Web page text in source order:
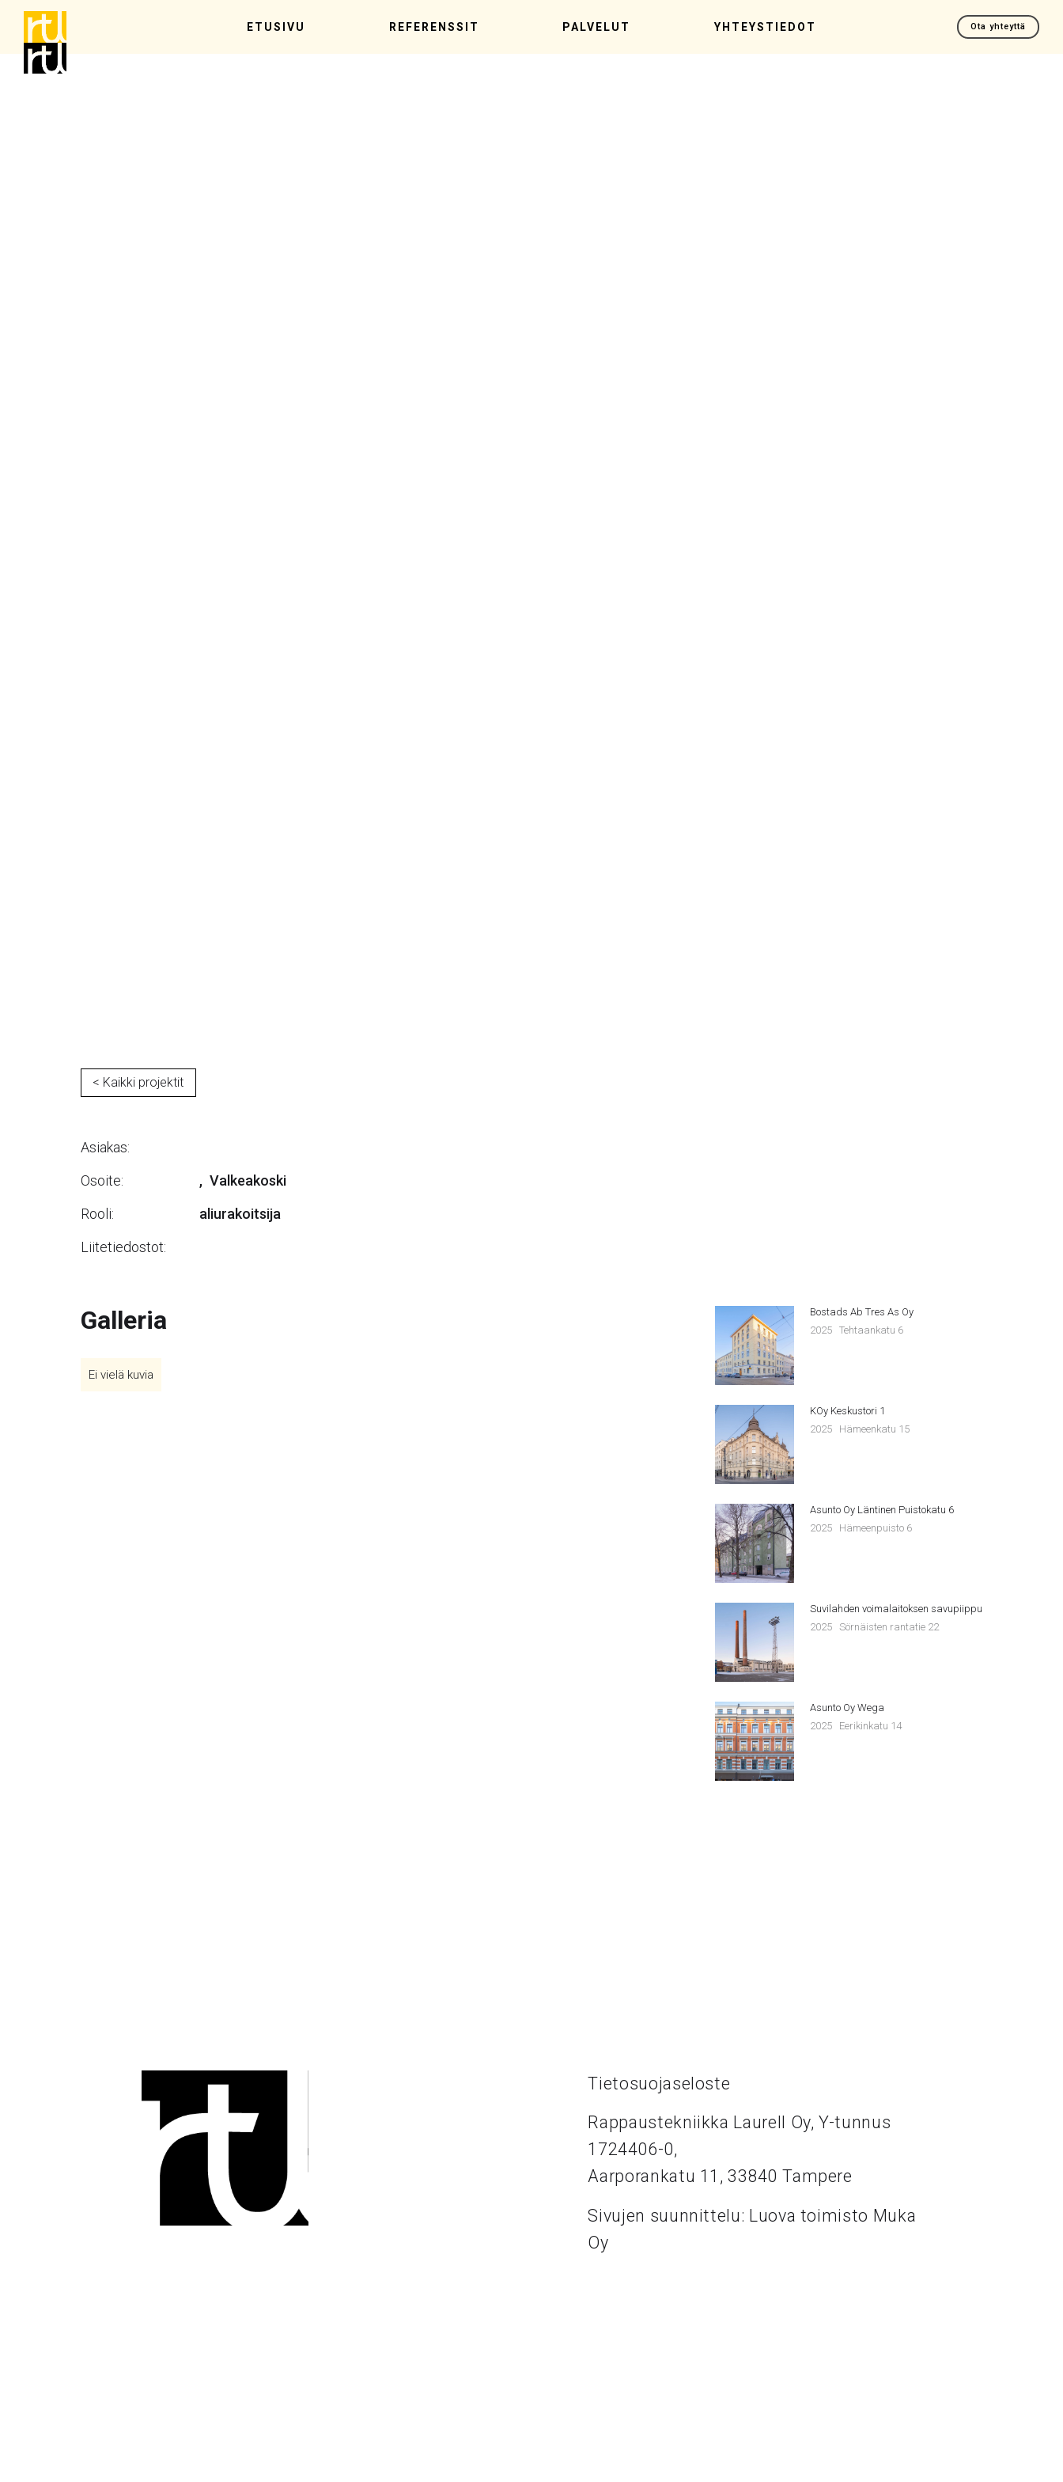
ETUSIVU REFERENSSIT PALVELUT YHTEYSTIEDOT Ota yhteyttä
< Kaikki projektit
Asiakas:
Osoite:
, Valkeakoski
Rooli:
aliurakoitsija
Liitetiedostot:
Galleria
Ei vielä kuvia
Bostads Ab Tres As Oy
2025 Tehtaankatu 6
KOy Keskustori 1
2025
Hämeenkatu 15
Asunto Oy Läntinen Puistokatu 6
2025
Hämeenpuisto 6
Suvilahden voimalaitoksen savupiippu
2025 Sörnäisten rantatie 22
Asunto Oy Wega
2025
Eerikinkatu 14
Tietosuojaseloste
Rappaustekniikka Laurell Oy, Y-tunnus
1724406-0,
Aarporankatu 11, 33840 Tampere
Sivujen suunnittelu: Luova toimisto Muka
Oy